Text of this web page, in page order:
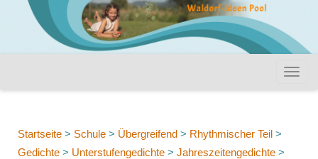
Startseite > Schule > Übergreifend > Rhythmischer Teil >
Gedichte > Unterstufengedichte > Jahreszeitengedichte >